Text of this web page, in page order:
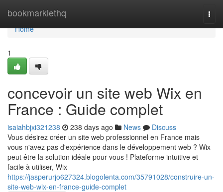
bookmarklethq
Home
Home
1
concevoir un site web Wix en
France : Guide complet
isaiahbjxi321238 238 days ago News
Discuss
Vous désirez créer un site web professionnel en France mais
vous n'avez pas d'expérience dans le développement web ? Wix
peut être la solution idéale pour vous ! Plateforme intuitive et
facile à utiliser, Wix
https://jasperurjo627324.blogolenta.com/35791028/construire-un-
site-web-wix-en-france-guide-complet